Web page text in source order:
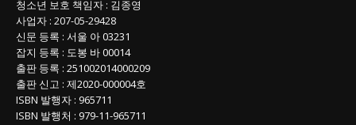
청소년 보호 책임자 : 김종영
사업자 : 207-05-29428
신문 등록 : 서울 아 03231
잡지 등록 : 도봉 바 00014
출판 등록 : 251002014000209
출판 신고 : 제2020-000004호
ISBN 발행자 : 965711
ISBN 발행처 : 979-11-965711